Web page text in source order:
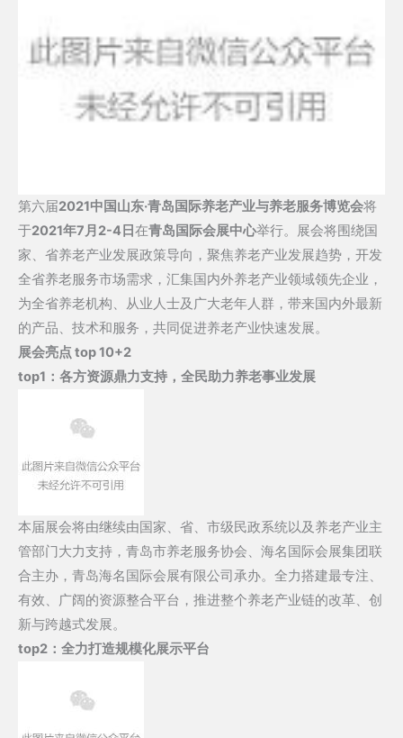
第六届2021中国山东·青岛国际养老产业与养老服务博览会将
于2021年7月2-4日在青岛国际会展中心举行。展会将围绕国
家、省养老产业发展政策导向，聚焦养老产业发展趋势，开发
全省养老服务市场需求，汇集国内外养老产业领域领先企业，
为全省养老机构、从业人士及广大老年人群，带来国内外最新
的产品、技术和服务，共同促进养老产业快速发展。
展会亮点 top 10+2
top1： 各方资源鼎力支持，全民助力养老事业发展
本届展会将由继续由国家、省、市级民政系统以及养老产业主
管部门大力支持，青岛市养老服务协会、海名国际会展集团联
合主办，青岛海名国际会展有限公司承办。全力搭建最专注、
有效、广阔的资源整合平台，推进整个养老产业链的改革、创
新与跨越式发展。
top2： 全力打造规模化展示平台